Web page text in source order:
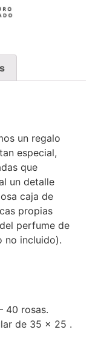
un regalo
especial,
que
un detalle
caja de
propias
perfume de
no incluido).
40 rosas.
de 35 x 25 .